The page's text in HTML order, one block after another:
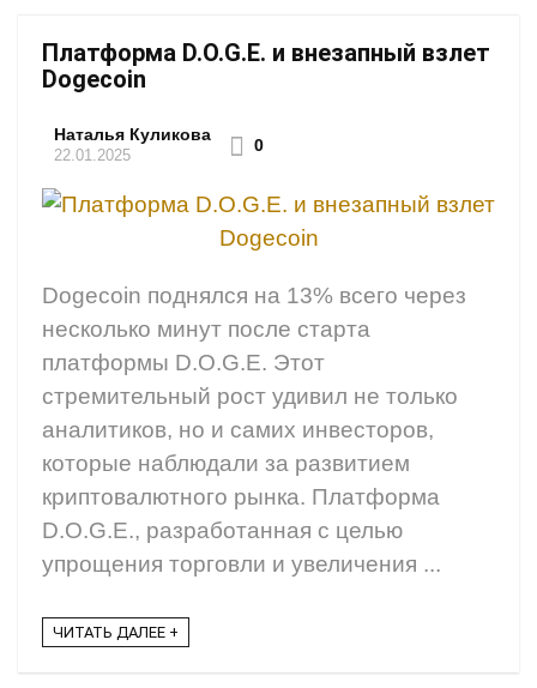
Платформа D.O.G.E. и внезапный взлет
Dogecoin
Наталья Куликова
22.01.2025
0
Dogecoin поднялся на 13% всего через
несколько минут после старта
платформы D.O.G.E. Этот
стремительный рост удивил не только
аналитиков, но и самих инвесторов,
которые наблюдали за развитием
криптовалютного рынка. Платформа
D.O.G.E., разработанная с целью
упрощения торговли и увеличения ...
ЧИТАТЬ ДАЛЕЕ +